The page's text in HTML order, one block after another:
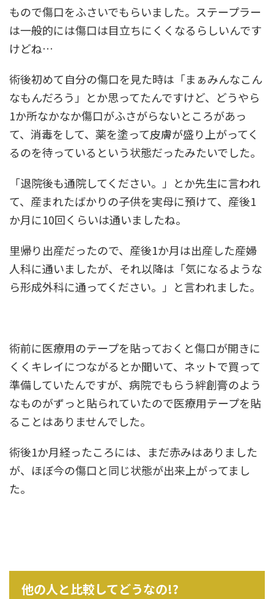
もので傷口をふさいでもらいました。ステープラー
は一般的には傷口は目立ちにくくなるらしいんです
けどね…
術後初めて自分の傷口を見た時は「まぁみんなこん
なもんだろう」とか思ってたんですけど、どうやら
1か所なかなか傷口がふさがらないところがあっ
て、消毒をして、薬を塗って皮膚が盛り上がってく
るのを待っているという状態だったみたいでした。
「退院後も通院してください。」とか先生に言われ
て、産まれたばかりの子供を実母に預けて、産後1
か月に10回くらいは通いましたね。
里帰り出産だったので、産後1か月は出産した産婦
人科に通いましたが、それ以降は「気になるような
ら形成外科に通ってください。」と言われました。
術前に医療用のテープを貼っておくと傷口が開きに
くくキレイにつながるとか聞いて、ネットで買って
準備していたんですが、病院でもらう絆創膏のよう
なものがずっと貼られていたので医療用テープを貼
ることはありませんでした。
術後1か月経ったころには、まだ赤みはありました
が、ほぼ今の傷口と同じ状態が出来上がってまし
た。
他の人と比較してどうなの!?